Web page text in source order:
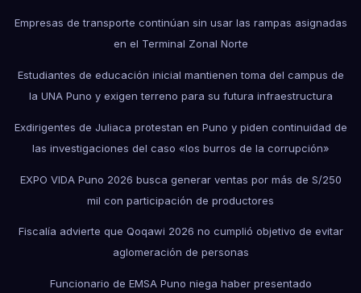
Empresas de transporte continúan sin usar las rampas asignadas
en el Terminal Zonal Norte
Estudiantes de educación inicial mantienen toma del campus de
la UNA Puno y exigen terreno para su futura infraestructura
Exdirigentes de Juliaca protestan en Puno y piden continuidad de
las investigaciones del caso «los burros de la corrupción»
EXPO VIDA Puno 2026 busca generar ventas por más de S/250
mil con participación de productores
Fiscalía advierte que Qoqawi 2026 no cumplió objetivo de evitar
aglomeración de personas
Funcionario de EMSA Puno niega haber presentado